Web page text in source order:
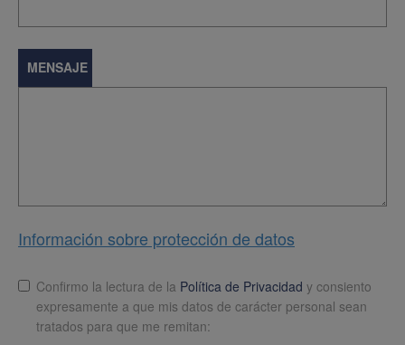
MENSAJE
Información sobre protección de datos
LopdConfirmo la lectura de la Política de Privacidad y consiento
expresamente a que mis datos de carácter personal sean
tratados para que me remitan: